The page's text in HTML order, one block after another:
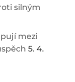
silným
mezi
5. 4.